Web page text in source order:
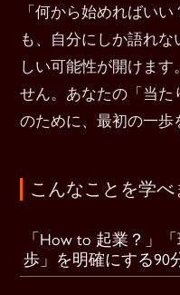
「何から始めればい
も、自分にしか語れ
しい可能性が開けま
せん。あなたの「当
のために、最初の一歩
こんなことを学べ
「How to 起業？」
歩」を明確にする90